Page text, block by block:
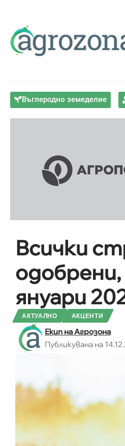
Въглеродно земеделие
Всички
януари
АКТУАЛНО АКЦЕНТИ
Екип на Агрозона
Публикувана на